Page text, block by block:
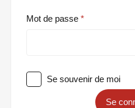
Mot de passe
Se souvenir de moi
Se